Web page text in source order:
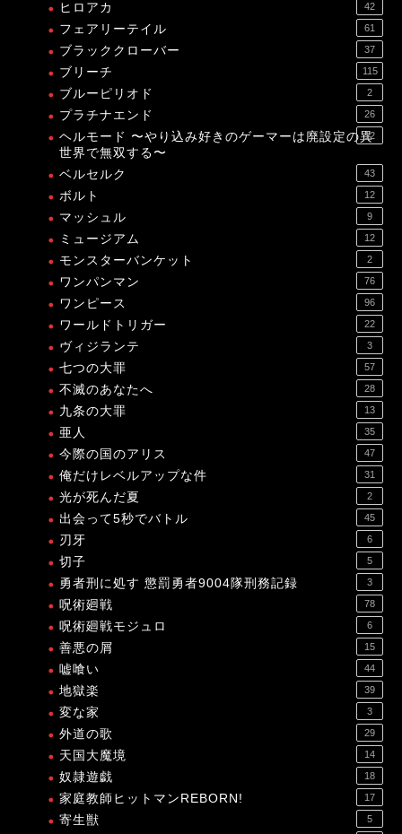
ヒロアカ 42
フェアリーテイル 61
ブラッククローバー 37
ブリーチ 115
ブルーピリオド 2
プラチナエンド 26
ヘルモード 〜やり込み好きのゲーマーは廃設定の異
世界で無双する〜
12
ベルセルク 43
ボルト 12
マッシュル 9
ミュージアム 12
モンスターバンケット 2
ワンパンマン 76
ワンピース 96
ワールドトリガー 22
ヴィジランテ 3
七つの大罪 57
不滅のあなたへ 28
九条の大罪 13
亜人 35
今際の国のアリス 47
俺だけレベルアップな件 31
光が死んだ夏 2
出会って5秒でバトル 45
刃牙 6
切子 5
勇者刑に処す 懲罰勇者9004隊刑務記録 3
呪術廻戦 78
呪術廻戦モジュロ 6
善悪の屑 15
嘘喰い 44
地獄楽 39
変な家 3
外道の歌 29
天国大魔境 14
奴隷遊戯 18
家庭教師ヒットマンREBORN! 17
寄生獣 5